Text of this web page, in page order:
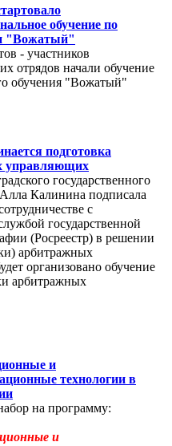
обучение по
"Вожатый"
- участников
отрядов начали обучение
обучения "Вожатый"
подготовка
управляющих
государственного
Калинина подписала
с
государственной
(Росреестр) в решении
арбитражных
организовано обучение
арбитражных
и
технологии в
на программу:
и